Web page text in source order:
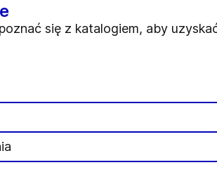
się z katalogiem, aby